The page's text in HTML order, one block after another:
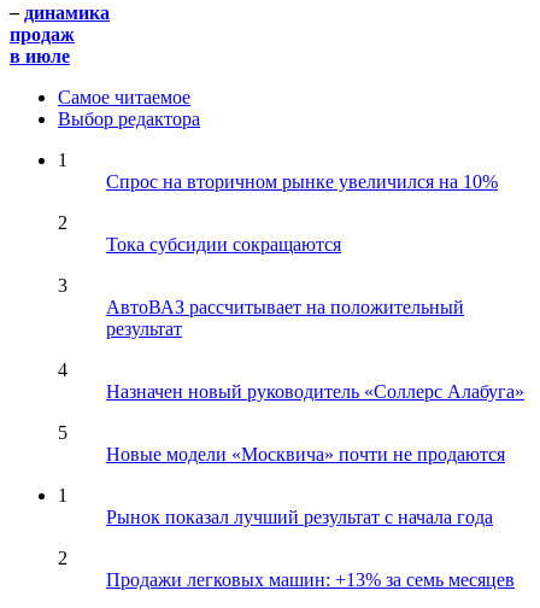
– динамика
продаж
в июле
Самое читаемое
Выбор редактора
1
Спрос на вторичном рынке увеличился на 10%
2
Тока субсидии сокращаются
3
АвтоВАЗ рассчитывает на положительный
результат
4
Назначен новый руководитель «Соллерс Алабуга»
5
Новые модели «Москвича» почти не продаются
1
Рынок показал лучший результат с начала года
2
Продажи легковых машин: +13% за семь месяцев